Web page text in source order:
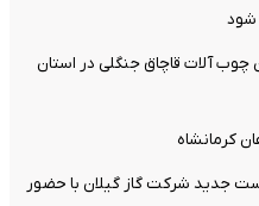
شود
یک دستگاه وانت حامل ۲ تن چوب آلات قاچاق جنگلی در استان
کرمانشاه
جدید شرکت گاز گیلان با حضور